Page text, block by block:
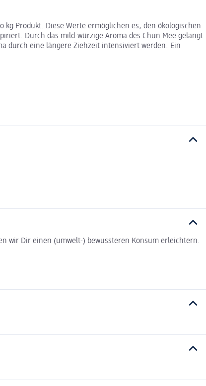
kg Produkt. Diese Werte ermöglichen es, den ökologischen
Durch das mild-würzige Aroma des Chun Mee gelangt
durch eine längere Ziehzeit intensiviert werden. Ein
wir Dir einen (umwelt-) bewussteren Konsum erleichtern.